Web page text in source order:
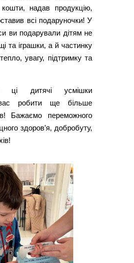
надав продукцію,
всі подаруночки! У
ви подарували дітям не
та іграшки, а й частинку
увагу, підтримку та
ці дитячі усмішки
робити ще більше
Бажаємо переможного
здоров’я, добробуту,